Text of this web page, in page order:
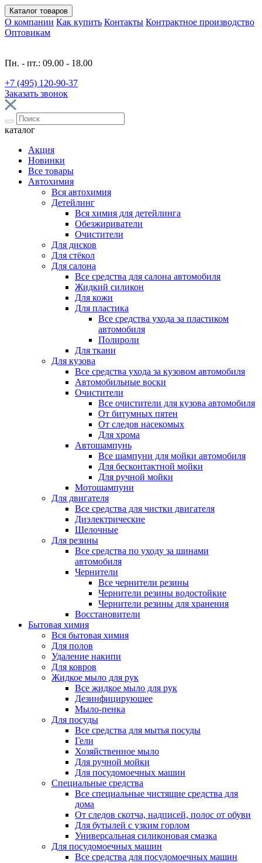
Каталог товаров
О компании Как купить Контакты Контрактное производство
Оптовикам
Пн. - пт.: 09.00 - 18.00
+7 (495) 120-90-37
Заказать звонок
каталог
Акция
Новинки
Все товары
Автохимия
Вся автохимия
Детейлинг
Вся химия для детейлинга
Обезжириватели
Очистители
Для дисков
Для стёкол
Для салона
Все средства для салона автомобиля
Жидкий силикон
Для кожи
Для пластика
Все средства ухода за пластиком
автомобиля
Полироли
Для ткани
Для кузова
Все средства ухода за кузовом автомобиля
Автомобильные воски
Очистители
Все очистители для кузова автомобиля
От битумных пятен
От следов насекомых
Для хрома
Автошампунь
Все шампуни для мойки автомобиля
Для бесконтактной мойки
Для ручной мойки
Мотошампуни
Для двигателя
Все средства для чистки двигателя
Диэлектрические
Щелочные
Для резины
Все средства по уходу за шинами
автомобиля
Чернители
Все чернители резины
Чернители резины водостойкие
Чернители резины для хранения
Восстановители
Бытовая химия
Вся бытовая химия
Для полов
Удаление накипи
Для ковров
Жидкое мыло для рук
Все жидкое мыло для рук
Дезинфицирующее
Мыло-пенка
Для посуды
Все средства для мытья посуды
Гели
Хозяйственное мыло
Для ручной мойки
Для посудомоечных машин
Специальные средства
Все специальные чистящие средства для
дома
От следов скотча, надписей, полос от обуви
Для бутылей с узким горлом
Универсальная силиконовая смазка
Для посудомоечных машин
Все средства для посудомоечных машин